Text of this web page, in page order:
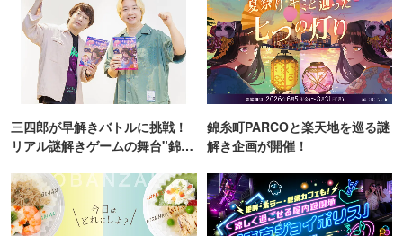
三四郎が早解きバトルに挑戦！
リアル謎解きゲームの舞台"錦糸
錦糸町PARCOと楽天地を巡る謎
解き企画が開催！